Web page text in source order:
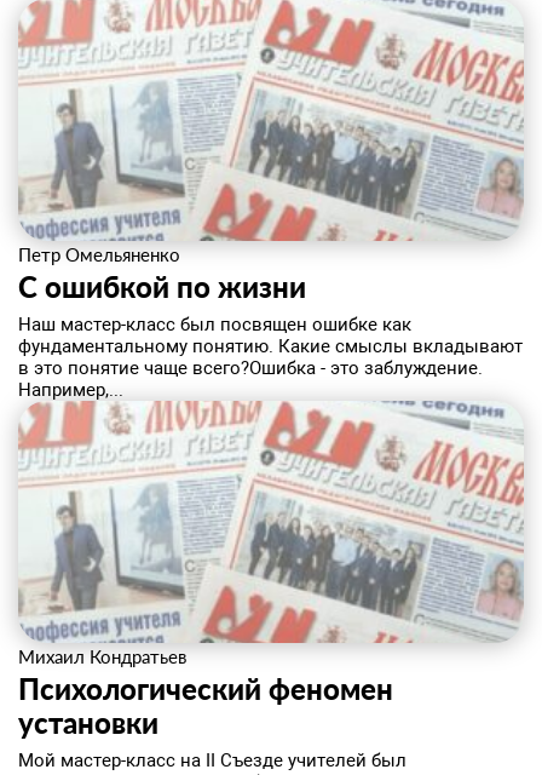
Петр Омельяненко
С ошибкой по жизни
​Наш мастер-класс был посвящен ошибке как
фундаментальному понятию. Какие смыслы вкладывают
в это понятие чаще всего?Ошибка - это заблуждение.
Например,...
Михаил Кондратьев
Психологический феномен
установки
​Мой мастер-класс на II Съезде учителей был